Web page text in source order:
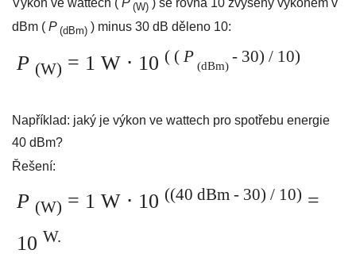
(W)
dBm ( P (dBm) ) minus 30 dB děleno 10:
P (W) = 1 W ⋅ 10 ( ( P (dBm) - 30) / 10)
Například: jaký je výkon ve wattech pro spotřebu energie
40 dBm?
Řešení:
P (W) = 1 W ⋅ 10 ((40 dBm - 30) / 10) =
10 W.